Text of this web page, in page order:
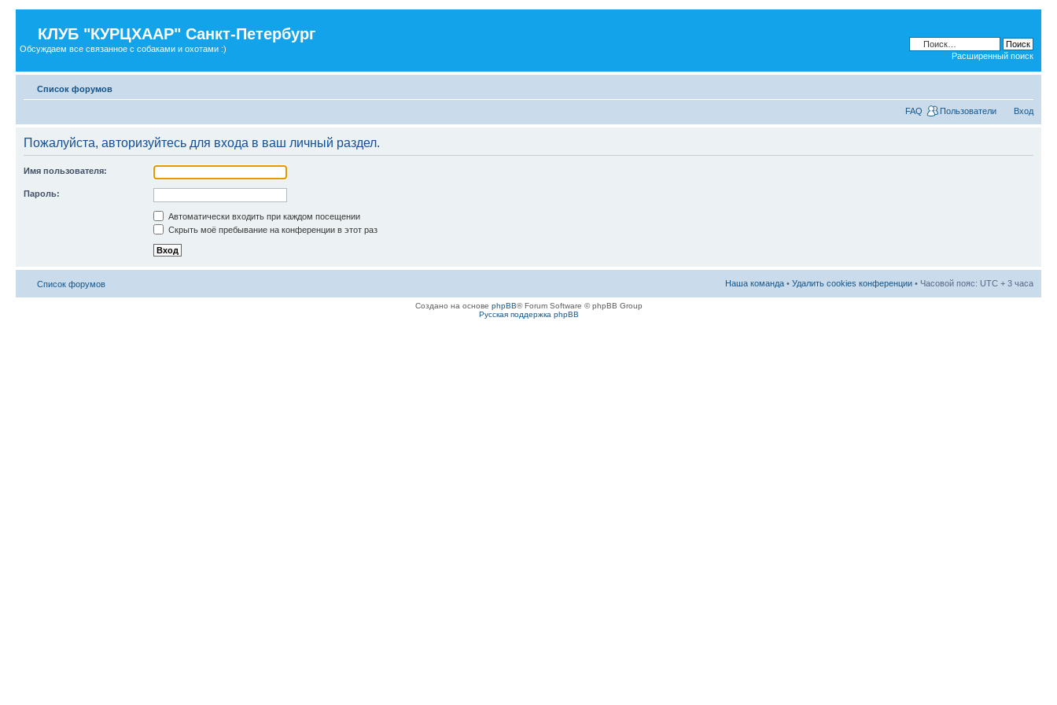
КЛУБ "КУРЦХААР" Санкт-Петербург
Обсуждаем все связанное с собаками и охотами :)
Расширенный поиск
Список форумов
FAQ Пользователи Вход
Пожалуйста, авторизуйтесь для входа в ваш личный раздел.
Имя пользователя:
Пароль:
Автоматически входить при каждом посещении
Скрыть моё пребывание на конференции в этот раз
Список форумов Наша команда • Удалить cookies конференции • Часовой пояс: UTC + 3 часа
Создано на основе phpBB® Forum Software © phpBB Group
Русская поддержка phpBB